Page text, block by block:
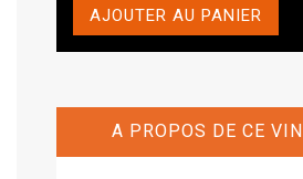
AJOUTER AU PANIER
A PROPOS DE CE VIN